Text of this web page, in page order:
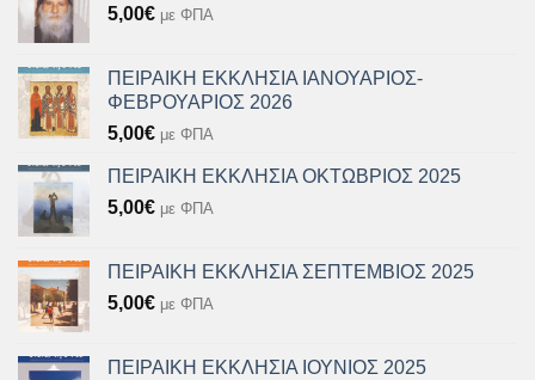
5,00€ με ΦΠΑ
ΠΕΙΡΑΙΚΗ ΕΚΚΛΗΣΙΑ ΙΑΝΟΥΑΡΙΟΣ-
ΦΕΒΡΟΥΑΡΙΟΣ 2026
5,00€ με ΦΠΑ
ΠΕΙΡΑΙΚΗ ΕΚΚΛΗΣΙΑ ΟΚΤΩΒΡΙΟΣ 2025
5,00€ με ΦΠΑ
ΠΕΙΡΑΙΚΗ ΕΚΚΛΗΣΙΑ ΣΕΠΤΕΜΒΙΟΣ 2025
5,00€ με ΦΠΑ
ΠΕΙΡΑΙΚΗ ΕΚΚΛΗΣΙΑ ΙΟΥΝΙΟΣ 2025